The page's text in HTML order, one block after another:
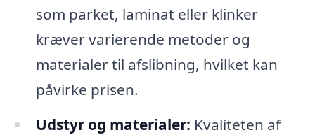
som parket, laminat eller klinker
kræver varierende metoder og
materialer til afslibning, hvilket kan
påvirke prisen.
Udstyr og materialer: Kvaliteten af